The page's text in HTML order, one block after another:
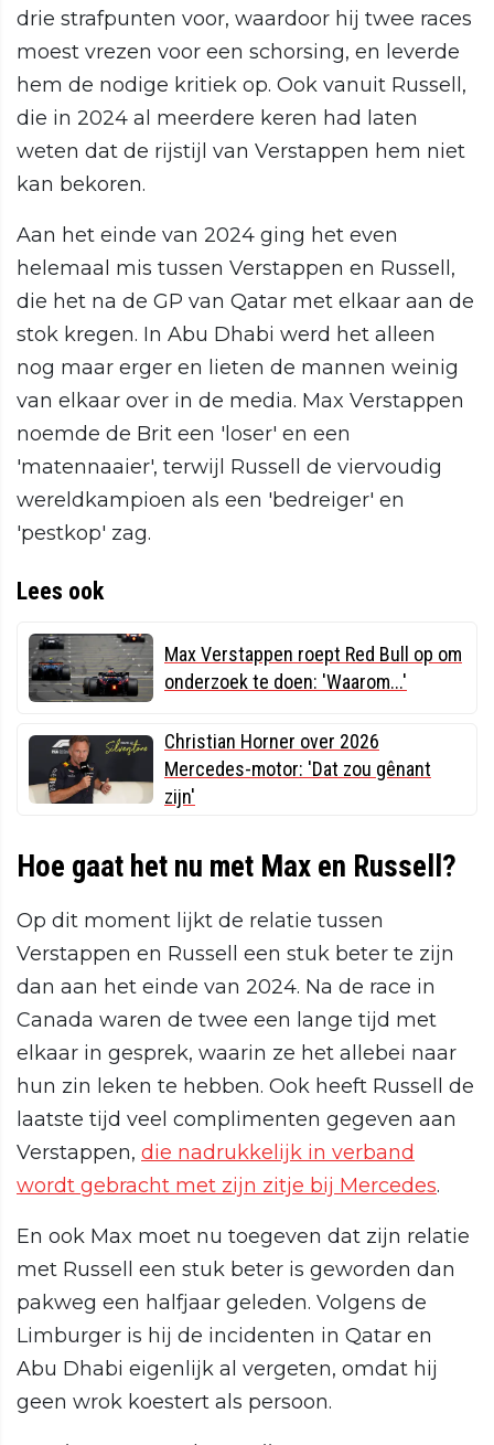
drie strafpunten voor, waardoor hij twee races
moest vrezen voor een schorsing, en leverde
hem de nodige kritiek op. Ook vanuit Russell,
die in 2024 al meerdere keren had laten
weten dat de rijstijl van Verstappen hem niet
kan bekoren.
Aan het einde van 2024 ging het even
helemaal mis tussen Verstappen en Russell,
die het na de GP van Qatar met elkaar aan de
stok kregen. In Abu Dhabi werd het alleen
nog maar erger en lieten de mannen weinig
van elkaar over in de media. Max Verstappen
noemde de Brit een 'loser' en een
'matennaaier', terwijl Russell de viervoudig
wereldkampioen als een 'bedreiger' en
'pestkop' zag.
Lees ook
Max Verstappen roept Red Bull op om
onderzoek te doen: 'Waarom...'
Christian Horner over 2026
Mercedes-motor: 'Dat zou gênant
zijn'
Hoe gaat het nu met Max en Russell?
Op dit moment lijkt de relatie tussen
Verstappen en Russell een stuk beter te zijn
dan aan het einde van 2024. Na de race in
Canada waren de twee een lange tijd met
elkaar in gesprek, waarin ze het allebei naar
hun zin leken te hebben. Ook heeft Russell de
laatste tijd veel complimenten gegeven aan
Verstappen, die nadrukkelijk in verband
wordt gebracht met zijn zitje bij Mercedes.
En ook Max moet nu toegeven dat zijn relatie
met Russell een stuk beter is geworden dan
pakweg een halfjaar geleden. Volgens de
Limburger is hij de incidenten in Qatar en
Abu Dhabi eigenlijk al vergeten, omdat hij
geen wrok koestert als persoon.